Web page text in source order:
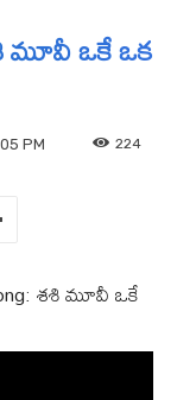
మూవీ ఒకే ఒక
PM 224
శశి మూవీ ఒకే